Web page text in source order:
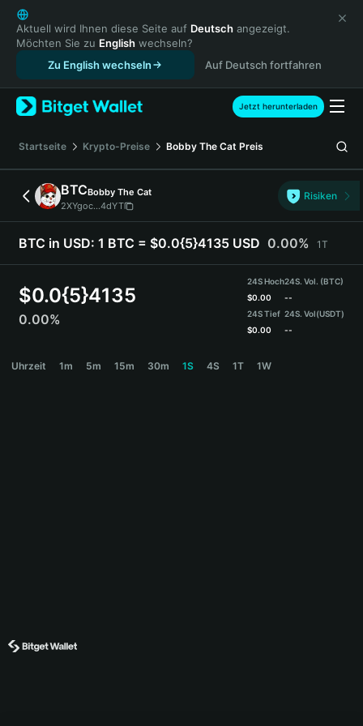
English
日本語
Tiếng Việt
Русский
Español (Latinoamérica)
Türkçe
Français
Deutsch
简体中文
繁體中文
Português (Portugal)
Bahasa Indonesia
ภาษาไทย
Español
Español (Argentina)
Aktuell wird Ihnen diese Seite auf Deutsch angezeigt.
Möchten Sie zu English wechseln?
Zu English wechseln
Auf Deutsch fortfahren
Jetzt herunterladen
Startseite Krypto-Preise Bobby The Cat Preis
BTCBobby The Cat
2XYgoc...4dYT
Risiken
BTC in USD: 1 BTC = $0.0{5}4135 USD 0.00% 1T
$0.0{5}4135
0.00%
24S Hoch
$0.00
24S Tief
$0.00
24S. Vol. (BTC)
--
24S. Vol(USDT)
--
Uhrzeit 1m 5m 15m 30m 1S 4S 1T 1W